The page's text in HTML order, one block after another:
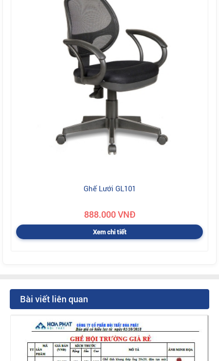
Ghế Lưới GL101
888.000 VNĐ
Xem chi tiết
Bài viết liên quan